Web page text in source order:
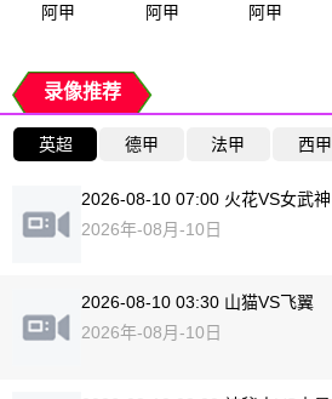
阿甲 阿甲 阿甲
录像推荐
英超 德甲 法甲 西甲
2026-08-10 07:00 火花VS女武神
2026年-08月-10日
2026-08-10 03:30 山猫VS飞翼
2026年-08月-10日